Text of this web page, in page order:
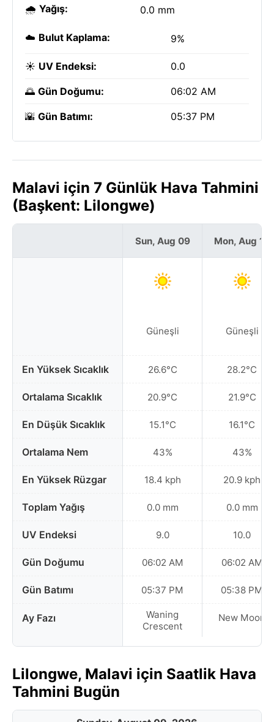
🌧️ Yağış: 0.0 mm
☁️ Bulut Kaplama: 9%
☀️ UV Endeksi: 0.0
🌅 Gün Doğumu: 06:02 AM
🌇 Gün Batımı: 05:37 PM
Malavi için 7 Günlük Hava Tahmini
(Başkent: Lilongwe)
En Yüksek Sıcaklık
Ortalama Sıcaklık
En Düşük Sıcaklık
Ortalama Nem
En Yüksek Rüzgar
Toplam Yağış
UV Endeksi
Gün Doğumu
Gün Batımı
Ay Fazı
Sun, Aug 09
Güneşli
26.6°C
20.9°C
15.1°C
43%
18.4 kph
0.0 mm
9.0
06:02 AM
05:37 PM
Waning
Crescent
Mon, Aug 10
Güneşli
28.2°C
21.9°C
16.1°C
43%
20.9 kph
0.0 mm
10.0
06:02 AM
05:38 PM
New Moon
Lilongwe, Malavi için Saatlik Hava
Tahmini Bugün